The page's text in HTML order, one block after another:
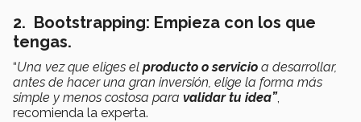
2. Bootstrapping: Empieza con los que
tengas.
“Una vez que eliges el producto o servicio a desarrollar,
antes de hacer una gran inversión, elige la forma más
simple y menos costosa para validar tu idea”,
recomienda la experta.